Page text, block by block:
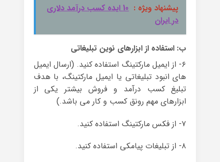
پیشنهاد ویژه :
10 ایده کسب درآمد دلاری
در ایران
ب: استفاده از ابزارهای نوین تبلیغاتی
۶- از ایمیل مارکتینگ استفاده کنید. (ارسال ایمیل
های انبود تبلیغاتی یا ایمیل مارکتینگ، با هدف
تبلیغ کسب درآمد و فروش بیشتر یکی از
ابزارهای مهم رونق کسب و کار می باشد.)
۷- از فکس مارکتینگ استفاده کنید.
۸- از تبلیغات پیامکی استفاده کنید.